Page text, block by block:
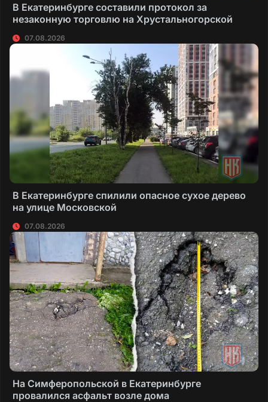
В Екатеринбурге составили протокол за
незаконную торговлю на Хрустальногорской
07.08.2026
В Екатеринбурге спилили опасное сухое дерево
на улице Московской
07.08.2026
На Симферопольской в Екатеринбурге
провалился асфальт возле дома